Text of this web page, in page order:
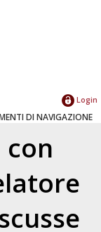
Login
DI NAVIGAZIONE
con